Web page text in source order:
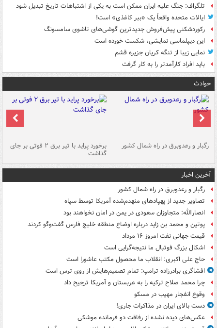
تلگراف: جنگ علیه ایران ممکن است به یکی از اشتباهات تاریخ تبدیل شود
ایالات متحده واقعاً یک «ببر کاغذی» است!
رکوردشکنی پیش‌فروش جدیدترین گوشی‌های تاشوی سامسونگ
این دیپلماسی نمایشی، شکست خورده است
نمایی زیبا از تنگه کریان جزیره قشم
باید افراد کارآمدتر را به کار گرفت
حوادث
رگبار و رعدوبرق در راه شمال کشور برخورد پراید با تیر برق ۲ فوتی بر جای
گذاشت
آخرین اخبار
رگبار و رعدوبرق در راه شمال کشور
تصاویر جدید از پهپادهای منهدم‌شده آمریکا توسط سپاه
انصارالله: متجاوزان سعودی در یمن در امان نخواهند بود
پوتین و محمد بن زاید درباره اوضاع منطقه خلیج فارس گفت‌وگو کردند
قیمت جهانی نفت امروز ۱۶ مرداد
اشکال بزرگ فوتبال ما نتیجه‌گرایی است
حاج علی اکبری: انقلاب ما محصول مکتب عاشورا است
افشاگری برادرزاده ترامپ: تمام تصمیم‌هایش از روی ترس است
چرا محمد صلاح ترکیه را به عربستان و آمریکا ترجیح داد
وقوع انفجار مهیب در مسکو
دست بالای ایران در مذاکرات جاری!
عکس‌های دیده نشده از رفاقت دو فرمانده‌ موشکی